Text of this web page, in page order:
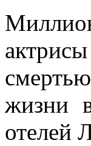
жизни
отелей